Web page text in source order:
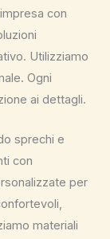
con
Utilizziamo
Ogni
ai dettagli.
sprechi e
con
per
materiali